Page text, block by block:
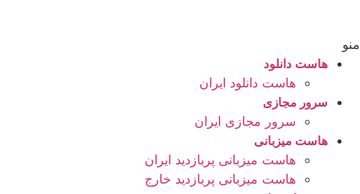
منو
هاست دانلود
هاست دانلود ایران
سرور مجازی
سرور مجازی ایران
هاست میزبانی
هاست میزبانی پربازدید ایران
هاست میزبانی پربازدید خارج